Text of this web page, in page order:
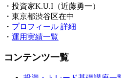
・投資家K.U.I（近藤勇一）
・東京都渋谷区在中
・ プロフィール 詳細
・ 運用実績一覧
コンテンツ一覧